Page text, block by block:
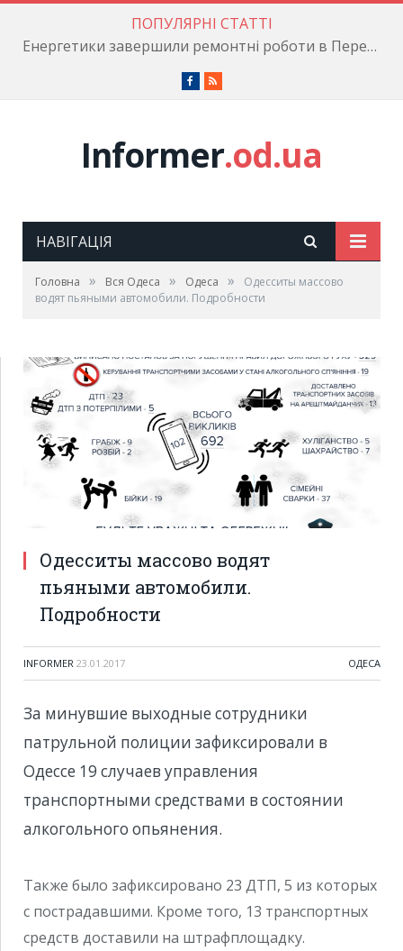
ПОПУЛЯРНІ СТАТТІ
Енергетики завершили ремонтні роботи в Пересипському районі
Facebook
RSS
Informer.od.ua
НАВІГАЦІЯ
Головна » Вся Одеса » Одеса »
Одесситы массово
водят пьяными автомобили. Подробности
Одесситы массово водят
пьяными автомобили.
Подробности
INFORMER 23.01.2017 ОДЕСА
За минувшие выходные сотрудники
патрульной полиции зафиксировали в
Одессе 19 случаев управления
транспортными средствами в состоянии
алкогольного опьянения.
Также было зафиксировано 23 ДТП, 5 из которых
с пострадавшими. Кроме того, 13 транспортных
средств доставили на штрафплощадку.